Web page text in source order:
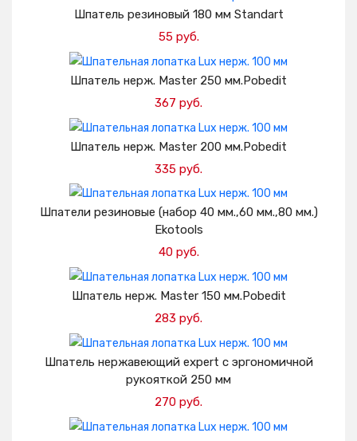
Шпатель резиновый 180 мм Standart
55 руб.
Добавить в корзину
Шпатель нерж. Master 250 мм.Pobedit
367 руб.
Добавить в корзину
Шпатель нерж. Master 200 мм.Pobedit
335 руб.
Добавить в корзину
Шпатели резиновые (набор 40 мм.,60 мм.,80 мм.)
Ekotools
40 руб.
Добавить в корзину
Шпатель нерж. Master 150 мм.Pobedit
283 руб.
Добавить в корзину
Шпатель нержавеющий expert с эргономичной
рукояткой 250 мм
270 руб.
Добавить в корзину